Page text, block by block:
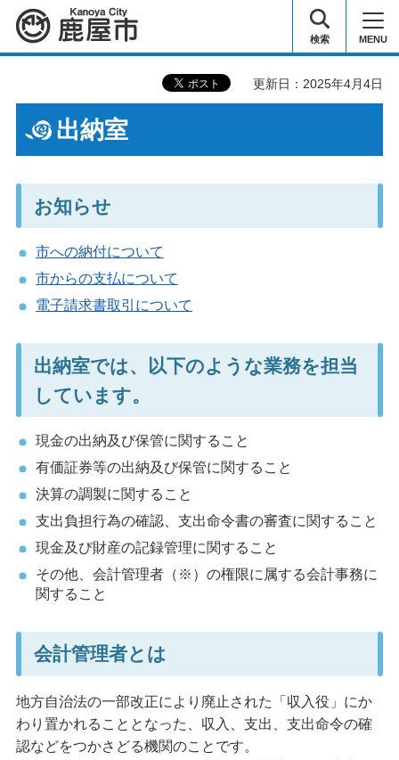
鹿屋市 検索 MENU
更新日：2025年4月4日
出納室
お知らせ
市への納付について
市からの支払について
電子請求書取引について
出納室では、以下のような業務を担当
しています。
現金の出納及び保管に関すること
有価証券等の出納及び保管に関すること
決算の調製に関すること
支出負担行為の確認、支出命令書の審査に関すること
現金及び財産の記録管理に関すること
その他、会計管理者（※）の権限に属する会計事務に
関すること
会計管理者とは
地方自治法の一部改正により廃止された「収入役」にか
わり置かれることとなった、収入、支出、支出命令の確
認などをつかさどる機関のことです。